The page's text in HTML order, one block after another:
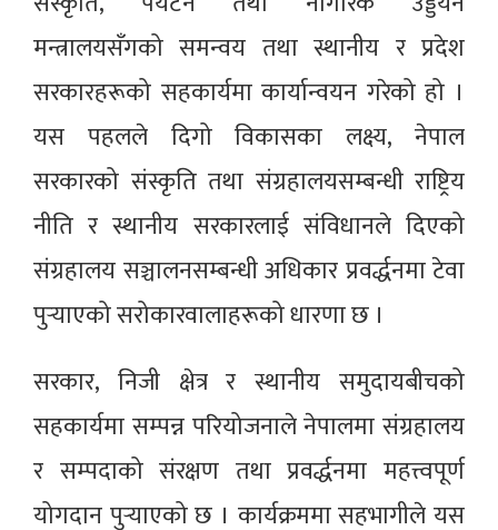
मन्त्रालयसँगको समन्वय तथा स्थानीय र प्रदेश
सरकारहरूको सहकार्यमा कार्यान्वयन गरेको हो ।
यस पहलले दिगो विकासका लक्ष्य, नेपाल
सरकारको संस्कृति तथा संग्रहालयसम्बन्धी राष्ट्रिय
नीति र स्थानीय सरकारलाई संविधानले दिएको
संग्रहालय सञ्चालनसम्बन्धी अधिकार प्रवर्द्धनमा टेवा
पुर्‍याएको सरोकारवालाहरूको धारणा छ ।
सरकार, निजी क्षेत्र र स्थानीय समुदायबीचको
सहकार्यमा सम्पन्न परियोजनाले नेपालमा संग्रहालय
र सम्पदाको संरक्षण तथा प्रवर्द्धनमा महत्त्वपूर्ण
योगदान पुर्‍याएको छ । कार्यक्रममा सहभागीले यस